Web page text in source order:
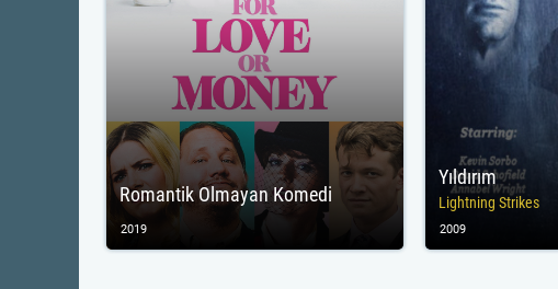
Romantik Olmayan Komedi
2019
Yıldırım
Lightning Strikes
2009